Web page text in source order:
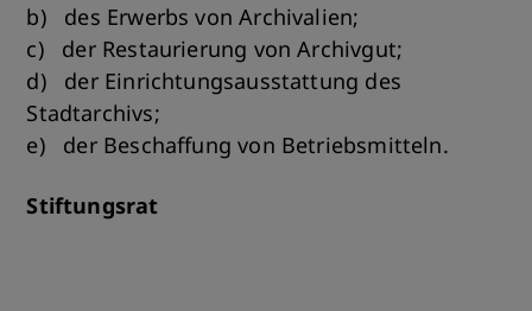
b) des Erwerbs von Archivalien;
c) der Restaurierung von Archivgut;
d) der Einrichtungsausstattung des
Stadtarchivs;
e) der Beschaffung von Betriebsmitteln.
Stiftungsrat